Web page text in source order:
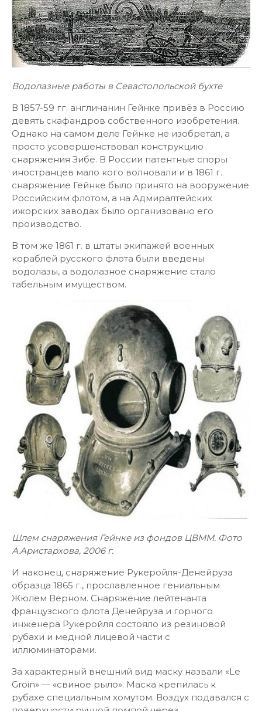
Водолазные работы в Севастопольской бухте
В 1857-59 гг. англичанин Гейнке привёз в Россию
девять скафандров собственного изобретения.
Однако на самом деле Гейнке не изобретал, а
просто усовершенствовал конструкцию
снаряжения Зибе. В России патентные споры
иностранцев мало кого волновали и в 1861 г.
снаряжение Гейнке было принято на вооружение
Российским флотом, а на Адмиралтейских
ижорских заводах было организовано его
производство.
В том же 1861 г. в штаты экипажей военных
кораблей русского флота были введены
водолазы, а водолазное снаряжение стало
табельным имуществом.
Шлем снаряжения Гейнке из фондов ЦВММ. Фото
А.Аристархова, 2006 г.
И наконец, снаряжение Рукеройля-Денейруза
образца 1865 г., прославленное гениальным
Жюлем Верном. Снаряжение лейтенанта
французского флота Денейруза и горного
инженера Рукеройля состояло из резиновой
рубахи и медной лицевой части с
иллюминаторами.
За характерный внешний вид маску назвали «Le
Groin» — «свиное рыло». Маска крепилась к
рубахе специальным хомутом. Воздух подавался с